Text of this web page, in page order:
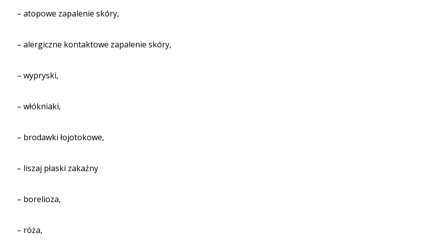
– atopowe zapalenie skóry,
– alergiczne kontaktowe zapalenie skóry,
– wypryski,
– włókniaki,
– brodawki łojotokowe,
– liszaj płaski zakaźny
– borelioza,
– róża,